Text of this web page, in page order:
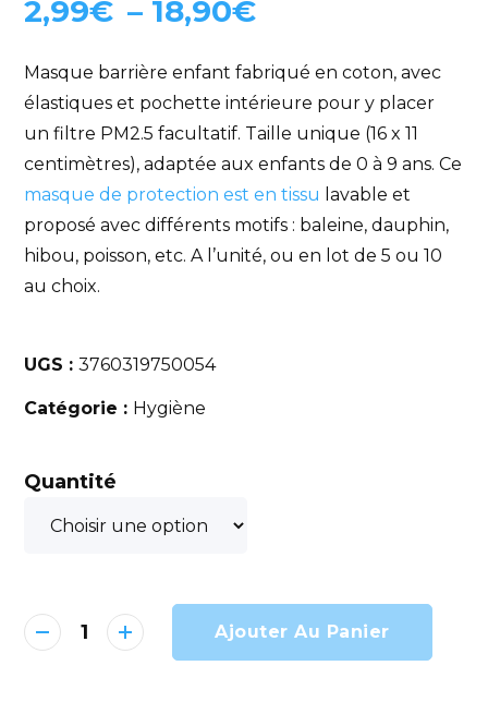
2,99€ – 18,90€
Masque barrière enfant fabriqué en coton, avec
élastiques et pochette intérieure pour y placer
un filtre PM2.5 facultatif. Taille unique (16 x 11
centimètres), adaptée aux enfants de 0 à 9 ans. Ce
masque de protection est en tissu lavable et
proposé avec différents motifs : baleine, dauphin,
hibou, poisson, etc. A l’unité, ou en lot de 5 ou 10
au choix.
UGS :3760319750054
Catégorie : Hygiène
Quantité
Ajouter Au Panier